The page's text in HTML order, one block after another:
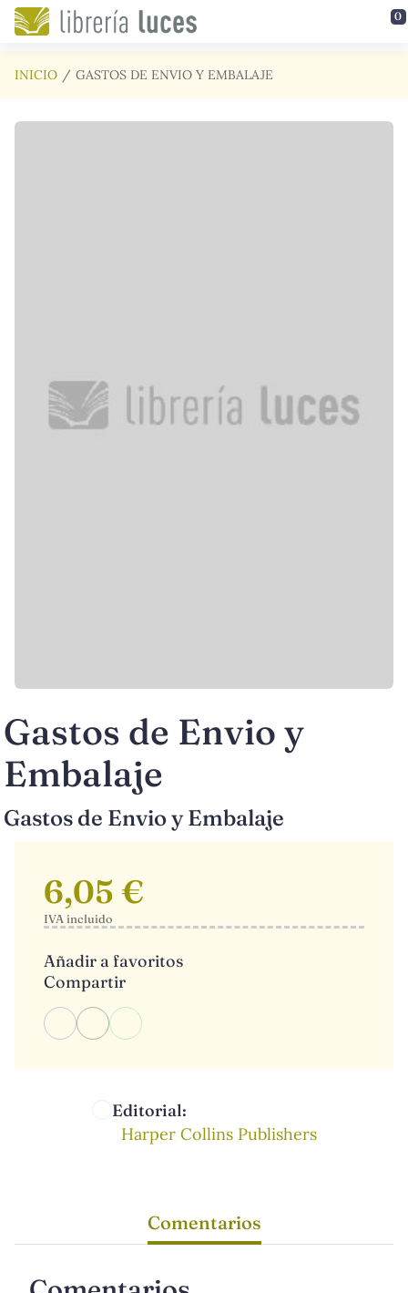
Saltar al contenido principal 0
INICIO GASTOS DE ENVIO Y EMBALAJE
Gastos de Envio y
Embalaje
Gastos de Envio y Embalaje
Editorial:
Harper Collins Publishers
6,05 €
IVA incluido
Añadir a favoritos
Compartir
Comentarios